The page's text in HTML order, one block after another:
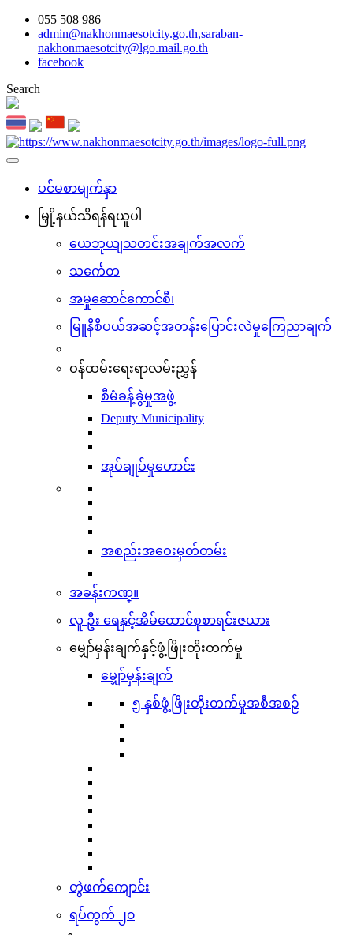
055 508 986
admin@nakhonmaesotcity.go.th,saraban-
nakhonmaesotcity@lgo.mail.go.th
facebook
Search
ပင်မစာမျက်နှာ
မြှို့နယ်သိရန်ရယူပါ
ယေဘုယျသတင်းအချက်အလက်
သင်္ကေတ
အမှုဆောင်ကောင်စီ၊
မြူနီစီပယ်အဆင့်အတန်းပြောင်းလဲမှုကြေညာချက်
ဝန်ထမ်းရေးရာလမ်းညွှန်
စီမံခန့်ခွဲမှုအဖွဲ့
Deputy Municipality
အုပ်ချုပ်မှုဟောင်း
အစည်းအဝေးမှတ်တမ်း
အခန်းကဏ္။
လူ ဦး ရေနှင့်အိမ်ထောင်စုစာရင်းဇယား
မျှော်မှန်းချက်နှင့်ဖွံ့ဖြိုးတိုးတက်မှု
မျှော်မှန်းချက်
၅ နှစ်ဖွံ့ဖြိုးတိုးတက်မှုအစီအစဉ်
တွဲဖက်ကျောင်း
ရပ်ကွက် ၂၀